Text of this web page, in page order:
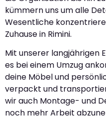
kümmern uns um alle
Wesentliche
Zuhause in Rimini.
Mit unserer langjährigen
es bei einem Umzug
deine Möbel und
verpackt und
wir auch Montage- und
noch mehr Arbeit